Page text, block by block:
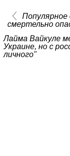
Популярное
смертельно
Лайма Вайкуле
Украине, но с
личного"